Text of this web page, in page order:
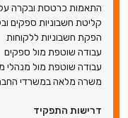
התאמות כרטסת ובקרה
קליטת חשבוניות ספקים
הפקת חשבוניות ללקוחות
עבודה שוטפת מול ספקים
עבודה שוטפת מול מנהלי
משרה מלאה במשרדי
דרישות התפקיד